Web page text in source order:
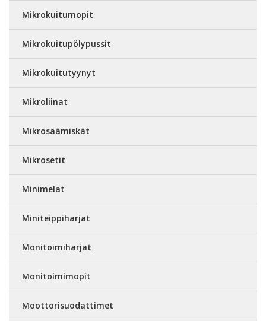
Mikrokuitumopit
Mikrokuitupölypussit
Mikrokuitutyynyt
Mikroliinat
Mikrosäämiskät
Mikrosetit
Minimelat
Miniteippiharjat
Monitoimiharjat
Monitoimimopit
Moottorisuodattimet